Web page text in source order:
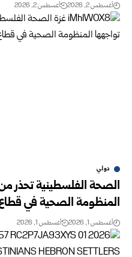
أغسطس 2, 2026 أغسطس 2, 2026
دولي
الصحة الفلسطينية تحذر
المنظومة الصحية في
أغسطس 1, 2026 أغسطس 1, 2026